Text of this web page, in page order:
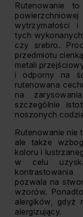
Rutenowanie
wytrzymałości
tych
czy srebro.
przedmiotu
metali
i odporny na
rutenowana
na
szczególnie
noszonych
Rutenowanie nie
ale także
koloru i
w celu
pozwala na
wzorów.
alergików, gdyż
alergizujący.